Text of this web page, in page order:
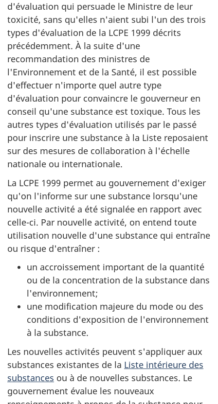
d'évaluation qui persuade le Ministre de leur
toxicité, sans qu'elles n'aient subi l'un des trois
types d'évaluation de la LCPE 1999 décrits
précédemment. À la suite d'une
recommandation des ministres de
l'Environnement et de la Santé, il est possible
d'effectuer n'importe quel autre type
d'évaluation pour convaincre le gouverneur en
conseil qu'une substance est toxique. Tous les
autres types d'évaluation utilisés par le passé
pour inscrire une substance à la Liste reposaient
sur des mesures de collaboration à l'échelle
nationale ou internationale.
La LCPE 1999 permet au gouvernement d'exiger
qu'on l'informe sur une substance lorsqu'une
nouvelle activité a été signalée en rapport avec
celle-ci. Par nouvelle activité, on entend toute
utilisation nouvelle d'une substance qui entraîne
ou risque d'entraîner :
un accroissement important de la quantité
ou de la concentration de la substance dans
l'environnement;
une modification majeure du mode ou des
conditions d'exposition de l'environnement
à la substance.
Les nouvelles activités peuvent s'appliquer aux
substances existantes de la Liste intérieure des
substances ou à de nouvelles substances. Le
gouvernement évalue les nouveaux